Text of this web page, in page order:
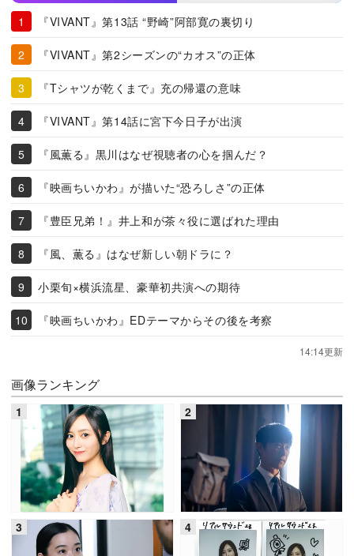
『VIVANT』第13話 “野崎”阿部寛の裏切り
『VIVANT』第2シーズンの“カオス”の正体
『Tシャツが乾くまで』充の帰還の意味
『VIVANT』第14話に宮下今日子が出演
『風薫る』黒川はなぜ視聴者の心を掴んだ？
『映画ちいかわ』が描いた“恐ろしさ”の正体
『豊臣兄弟！』井上和が茶々役に選ばれた理由
『風、薫る』はなぜ新しい朝ドラに？
小栗旬×横浜流星、豪華初共演への期待
『映画ちいかわ』EDテーマからその後を考察
14:14更新
画像ランキング